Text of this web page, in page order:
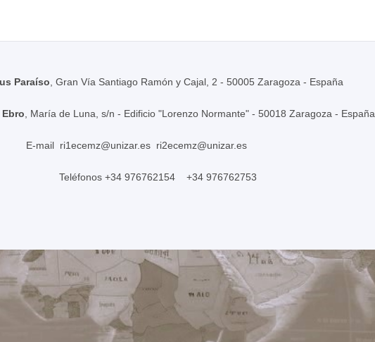
Paraíso , Gran Vía Santiago Ramón y Cajal, 2 - 50005 Zaragoza - España
, María de Luna, s/n - Edificio "Lorenzo Normante" - 50018 Zaragoza - España
E-mail ri1ecemz@unizar.es ri2ecemz@unizar.es
Teléfonos +34 976762154 +34 976762753